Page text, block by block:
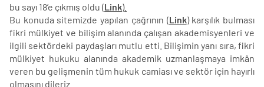
bu sayı 18’e çıkmış oldu (Link).
Bu konuda sitemizde yapılan çağrının (Link)karşılık bulması
fikri mülkiyet ve bilişim alanında çalışan akademisyenleri ve
ilgili sektördeki paydaşları mutlu etti. Bilişimin yanı sıra, fikri
mülkiyet hukuku alanında akademik uzmanlaşmaya imkân
veren bu gelişmenin tüm hukuk camiası ve sektör için hayırlı
olmasını dileriz.